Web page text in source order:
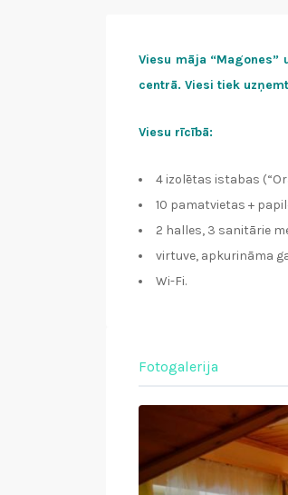
Viesu māja
centrā. Viesi tiek
Viesu rīcībā:
4 izolētas istabas
10 pamatvietas +
2 halles, 3 sanitārie
virtuve, apkurināma
Wi-Fi.
Fotogalerija